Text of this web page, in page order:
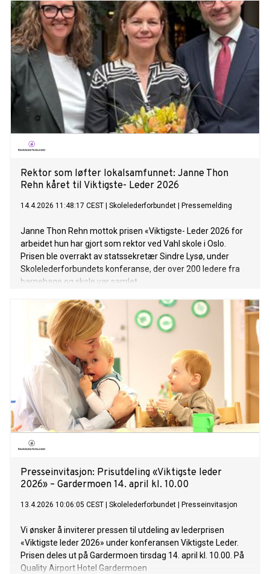
Rektor som løfter lokalsamfunnet: Janne Thon
Rehn kåret til Viktigste- Leder 2026
14.4.2026 11:48:17 CEST Skolelederforbundet Pressemelding
Janne Thon Rehn mottok prisen «Viktigste- Leder 2026 for
arbeidet hun har gjort som rektor ved Vahl skole i Oslo.
Prisen ble overrakt av statssekretær Sindre Lysø, under
Skolelederforbundets konferanse, der over 200 ledere fra
barnehage og skole var samlet.
Presseinvitasjon: Prisutdeling «Viktigste leder
2026» – Gardermoen 14. april kl. 10.00
13.4.2026 10:06:05 CEST Skolelederforbundet Presseinvitasjon
Vi ønsker å inviterer pressen til utdeling av lederprisen
«Viktigste leder 2026» under konferansen Viktigste Leder.
Prisen deles ut på Gardermoen tirsdag 14. april kl. 10.00. På
Quality Airport Hotel Gardermoen